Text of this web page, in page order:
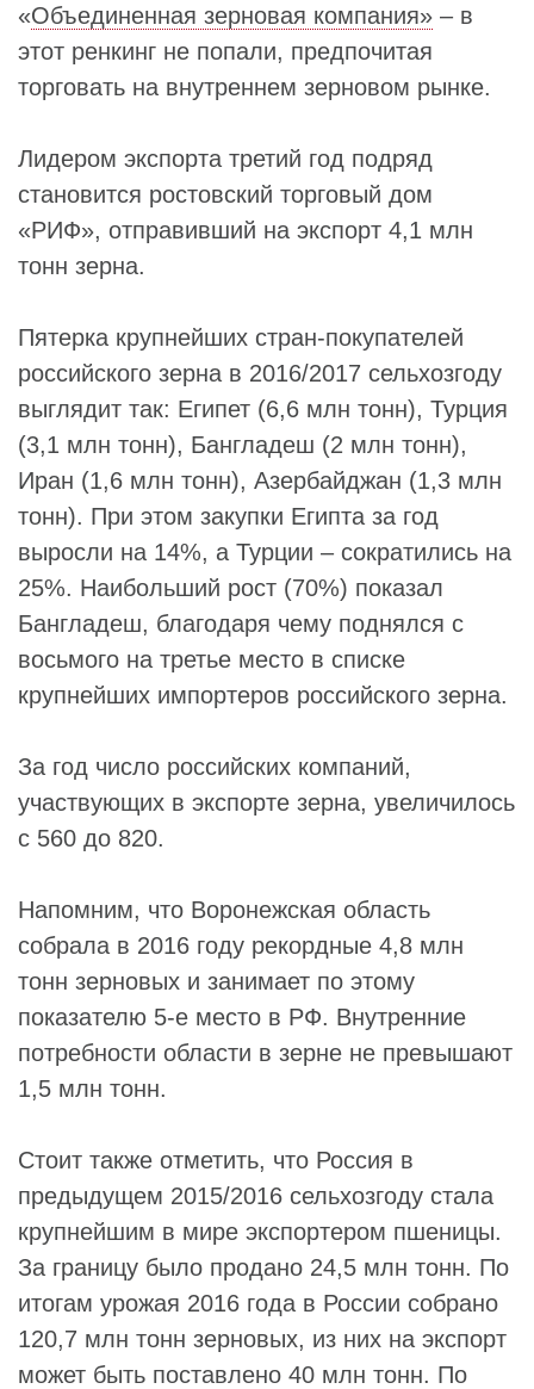
«Объединенная зерновая компания» – в
этот ренкинг не попали, предпочитая
торговать на внутреннем зерновом рынке.
Лидером экспорта третий год подряд
становится ростовский торговый дом
«РИФ», отправивший на экспорт 4,1 млн
тонн зерна.
Пятерка крупнейших стран-покупателей
российского зерна в 2016/2017 сельхозгоду
выглядит так: Египет (6,6 млн тонн), Турция
(3,1 млн тонн), Бангладеш (2 млн тонн),
Иран (1,6 млн тонн), Азербайджан (1,3 млн
тонн). При этом закупки Египта за год
выросли на 14%, а Турции – сократились на
25%. Наибольший рост (70%) показал
Бангладеш, благодаря чему поднялся с
восьмого на третье место в списке
крупнейших импортеров российского зерна.
За год число российских компаний,
участвующих в экспорте зерна, увеличилось
с 560 до 820.
Напомним, что Воронежская область
собрала в 2016 году рекордные 4,8 млн
тонн зерновых и занимает по этому
показателю 5-е место в РФ. Внутренние
потребности области в зерне не превышают
1,5 млн тонн.
Стоит также отметить, что Россия в
предыдущем 2015/2016 сельхозгоду стала
крупнейшим в мире экспортером пшеницы.
За границу было продано 24,5 млн тонн. По
итогам урожая 2016 года в России собрано
120,7 млн тонн зерновых, из них на экспорт
может быть поставлено 40 млн тонн. По